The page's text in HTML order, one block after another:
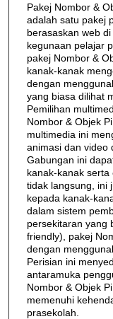
Pakej Nombor &
adalah satu pakej
berasaskan web
kegunaan pelajar
pakej Nombor &
kanak-kanak
dengan
yang biasa dilihat
Pemilihan
Nombor & Objek
multimedia ini
animasi dan video
Gabungan ini
kanak-kanak
tidak langsung, ini
kepada kanak-
dalam sistem
persekitaran yang
friendly), pakej
dengan
Perisian ini
antaramuka
Nombor & Objek
memenuhi
prasekolah.